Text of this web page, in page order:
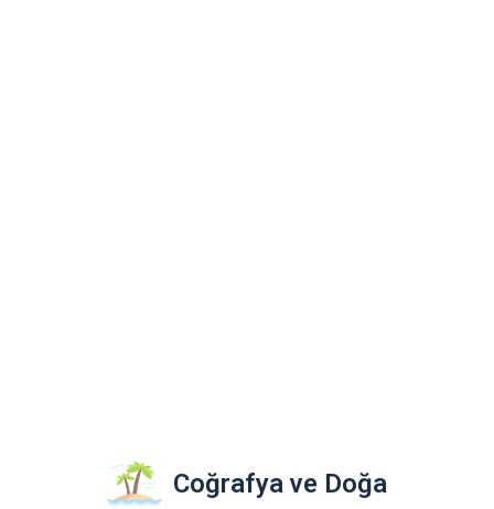
Coğrafya ve Doğa